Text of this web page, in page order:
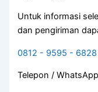
Untuk informasi
dan pengiriman
0812 - 9595 - 6828
Telepon / WhatsApp